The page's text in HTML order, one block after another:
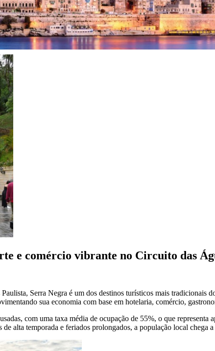
e comércio vibrante no Circuito das
Serra Negra é um dos destinos turísticos mais tradicionais
sua economia com base em hotelaria, comércio,
com uma taxa média de ocupação de 55%, o que representa
alta temporada e feriados prolongados, a população local chega